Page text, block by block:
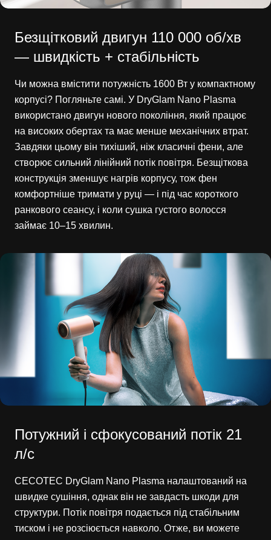
Безщітковий двигун 110 000 об/хв
— швидкість + стабільність
Чи можна вмістити потужність 1600 Вт у компактному
корпусі? Погляньте самі. У DryGlam Nano Plasma
використано двигун нового покоління, який працює
на високих обертах та має менше механічних втрат.
Завдяки цьому він тихіший, ніж класичні фени, але
створює сильний лінійний потік повітря. Безщіткова
конструкція зменшує нагрів корпусу, тож фен
комфортніше тримати у руці — і під час короткого
ранкового сеансу, і коли сушка густого волосся
займає 10–15 хвилин.
Потужний і сфокусований потік 21
л/с
CECOTEC DryGlam Nano Plasma налаштований на
швидке сушіння, однак він не завдасть шкоди для
структури. Потік повітря подається під стабільним
тиском і не розсіюється навколо. Отже, ви можете